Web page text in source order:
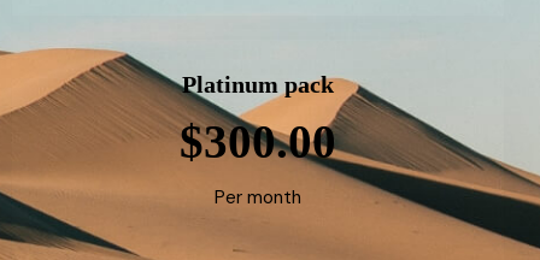
Platinum pack
$300.00
Per month